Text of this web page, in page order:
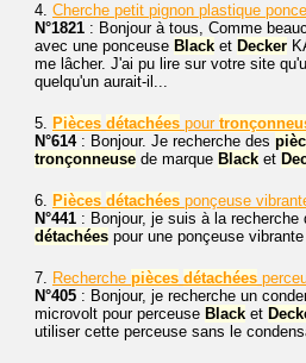
4. Cherche petit pignon plastique
N°1821 : Bonjour à tous, Comme
avec une ponceuse Black et Decker
me lâcher. J'ai pu lire sur votre site
quelqu'un aurait-il...
5. Pièces détachées pour
N°614: Bonjour. Je recherche des
tronçonneuse de marque Black et
6. Pièces détachées ponçeuse
N°441 : Bonjour, je suis à la recherche
détachées pour une ponçeuse vibrante
7. Recherche pièces détachées
N°405 : Bonjour, je recherche un
microvolt pour perceuse Black et
utiliser cette perceuse sans le